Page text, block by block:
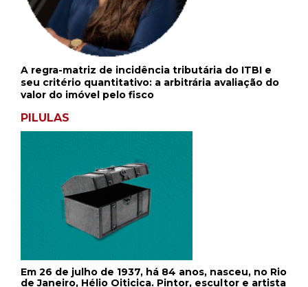
A regra-matriz de incidência tributária do ITBI e
seu critério quantitativo: a arbitrária avaliação do
valor do imóvel pelo fisco
PILULAS
Em 26 de julho de 1937, há 84 anos, nasceu, no Rio
de Janeiro, Hélio Oiticica. Pintor, escultor e artista